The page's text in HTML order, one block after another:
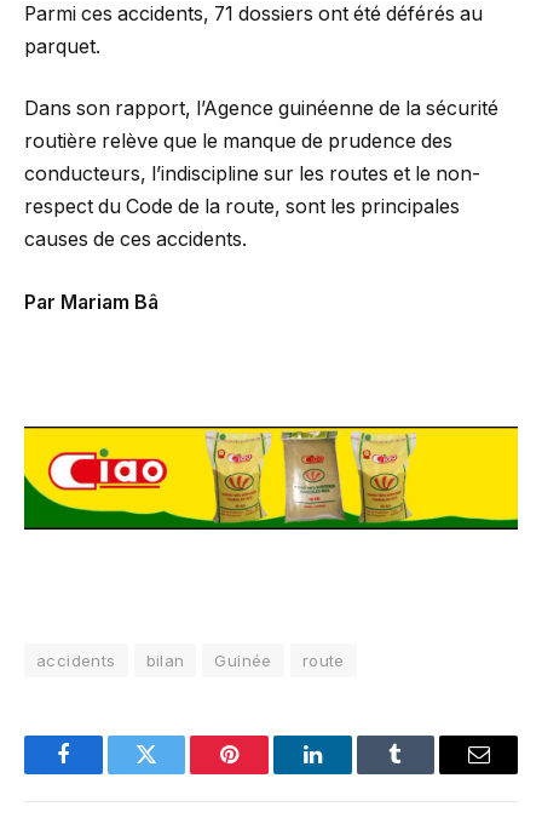
Parmi ces accidents, 71 dossiers ont été déférés au
parquet.
Dans son rapport, l’Agence guinéenne de la sécurité
routière relève que le manque de prudence des
conducteurs, l’indiscipline sur les routes et le non-
respect du Code de la route, sont les principales
causes de ces accidents.
Par Mariam Bâ
accidents bilan Guinée route
FacebookTwitter Pinterest LinkedInTumblr Email